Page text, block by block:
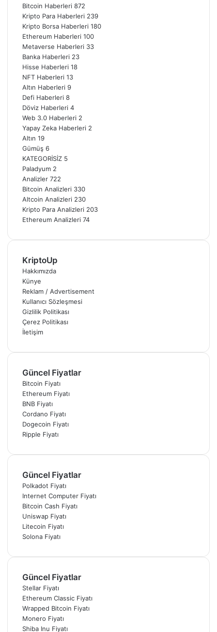
Bitcoin Haberleri 872
Kripto Para Haberleri 239
Kripto Borsa Haberleri 180
Ethereum Haberleri 100
Metaverse Haberleri 33
Banka Haberleri 23
Hisse Haberleri 18
NFT Haberleri 13
Altın Haberleri 9
Defi Haberleri 8
Döviz Haberleri 4
Web 3.0 Haberleri 2
Yapay Zeka Haberleri 2
Altın 19
Gümüş 6
KATEGORİSİZ 5
Paladyum 2
Analizler 722
Bitcoin Analizleri 330
Altcoin Analizleri 230
Kripto Para Analizleri 203
Ethereum Analizleri 74
KriptoUp
Hakkımızda
Künye
Reklam / Advertisement
Kullanıcı Sözleşmesi
Gizlilik Politikası
Çerez Politikası
İletişim
Güncel Fiyatlar
Bitcoin Fiyatı
Ethereum Fiyatı
BNB Fiyatı
Cordano Fiyatı
Dogecoin Fiyatı
Ripple Fiyatı
Güncel Fiyatlar
Polkadot Fiyatı
Internet Computer Fiyatı
Bitcoin Cash Fiyatı
Uniswap Fiyatı
Litecoin Fiyatı
Solona Fiyatı
Güncel Fiyatlar
Stellar Fiyatı
Ethereum Classic Fiyatı
Wrapped Bitcoin Fiyatı
Monero Fiyatı
Shiba Inu Fiyatı